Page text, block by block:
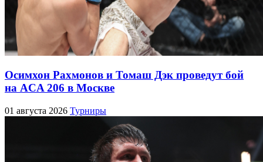
Осимхон Рахмонов и Томаш Дэк проведут бой
на ACA 206 в Москве
01 августа 2026 Турниры